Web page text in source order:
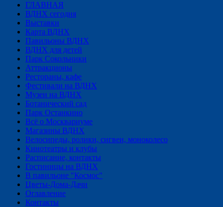
ГЛАВНАЯ
ВДНХ сегодня
Выставки
Карта ВДНХ
Павильоны ВДНХ
ВДНХ для детей
Парк Сокольники
Аттракционы
Рестораны, кафе
Фестивали на ВДНХ
Музеи на ВДНХ
Ботанический сад
Парк Останкино
Всё о Москвариуме
Магазины ВДНХ
Велосипеды, ролики, сигвеи, моноколесо
Кинотеатры и клубы
Расписание, контакты
Гостиницы на ВДНХ
В павильоне "Космос"
Цветы-Дома-Дачи
Оглавление
Контакты